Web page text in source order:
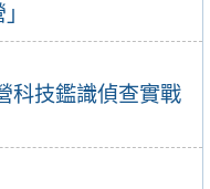
科技鑑識偵查實戰